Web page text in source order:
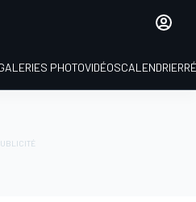
PHOTOVIDÉOSCALENDRIER